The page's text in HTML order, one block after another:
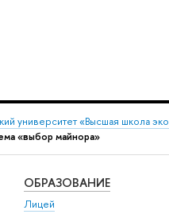
университет «Высшая школа
«выбор майнора»
ОБРАЗОВАНИЕ
Лицей